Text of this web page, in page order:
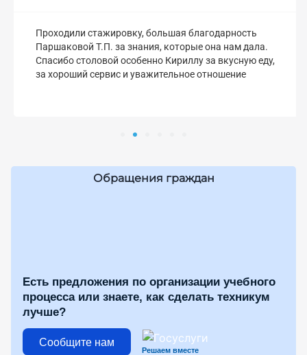
Проходили стажировку, большая благодарность
Паршаковой Т.П. за знания, которые она нам дала.
Спасибо столовой особенно Кириллу за вкусную еду,
за хороший сервис и уважительное отношение
Обращения граждан
Есть предложения по организации учебного
процесса или знаете, как сделать техникум
лучше?
Сообщите нам
Решаем вместе